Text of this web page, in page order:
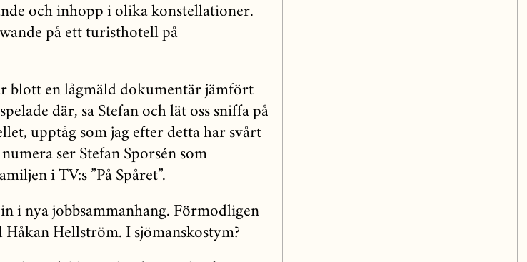
och inhopp i olika konstellationer.
på ett turisthotell på
blott en lågmäld dokumentär jämfört
där, sa Stefan och lät oss sniffa på
upptåg som jag efter detta har svårt
ser Stefan Sporsén som
i TV:s ”På Spåret”.
i nya jobbsammanhang. Förmodligen
Hellström. I sjömanskostym?